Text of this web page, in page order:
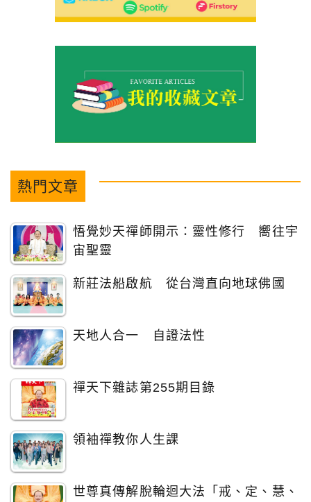
熱門文章
悟覺妙天禪師開示：靈性修行 嚮往宇
宙聖靈
新莊法船啟航 從台灣直向地球佛國
天地人合一 自證法性
禪天下雜誌第255期目錄
領袖禪教你人生課
世尊真傳解脫輪迴大法「戒、定、慧、